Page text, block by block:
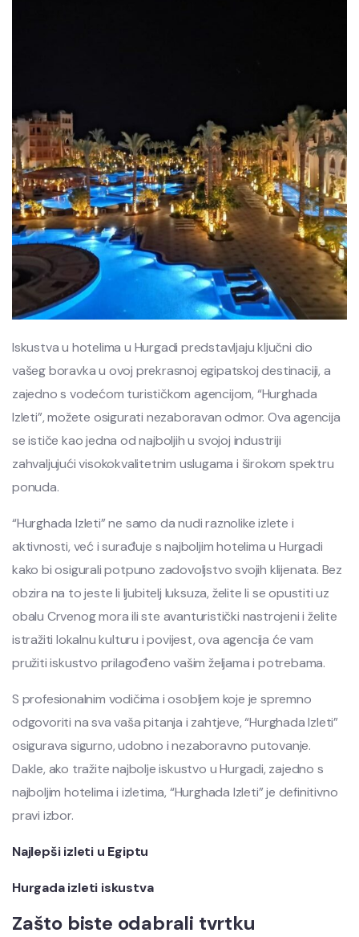
Iskustva u hotelima u Hurgadi predstavljaju ključni dio
vašeg boravka u ovoj prekrasnoj egipatskoj destinaciji, a
zajedno s vodećom turističkom agencijom, “Hurghada
Izleti”, možete osigurati nezaboravan odmor. Ova agencija
se ističe kao jedna od najboljih u svojoj industriji
zahvaljujući visokokvalitetnim uslugama i širokom spektru
ponuda.
“Hurghada Izleti” ne samo da nudi raznolike izlete i
aktivnosti, već i surađuje s najboljim hotelima u Hurgadi
kako bi osigurali potpuno zadovoljstvo svojih klijenata. Bez
obzira na to jeste li ljubitelj luksuza, želite li se opustiti uz
obalu Crvenog mora ili ste avanturistički nastrojeni i želite
istražiti lokalnu kulturu i povijest, ova agencija će vam
pružiti iskustvo prilagođeno vašim željama i potrebama.
S profesionalnim vodičima i osobljem koje je spremno
odgovoriti na sva vaša pitanja i zahtjeve, “Hurghada Izleti”
osigurava sigurno, udobno i nezaboravno putovanje.
Dakle, ako tražite najbolje iskustvo u Hurgadi, zajedno s
najboljim hotelima i izletima, “Hurghada Izleti” je definitivno
pravi izbor.
Najlepši izleti u Egiptu
Hurgada izleti iskustva
Zašto biste odabrali tvrtku